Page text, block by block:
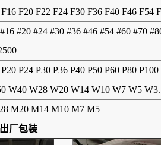
F20 F22 F24 F30 F36 F40 F46 F54
#20 #24 #30 #36 #46 #54 #60 #70
P24 P30 P36 P40 P50 P60 P80
W40 W28 W20 W14 W10 W7 W5
M20 M14 M10 M7 M5
厂包装